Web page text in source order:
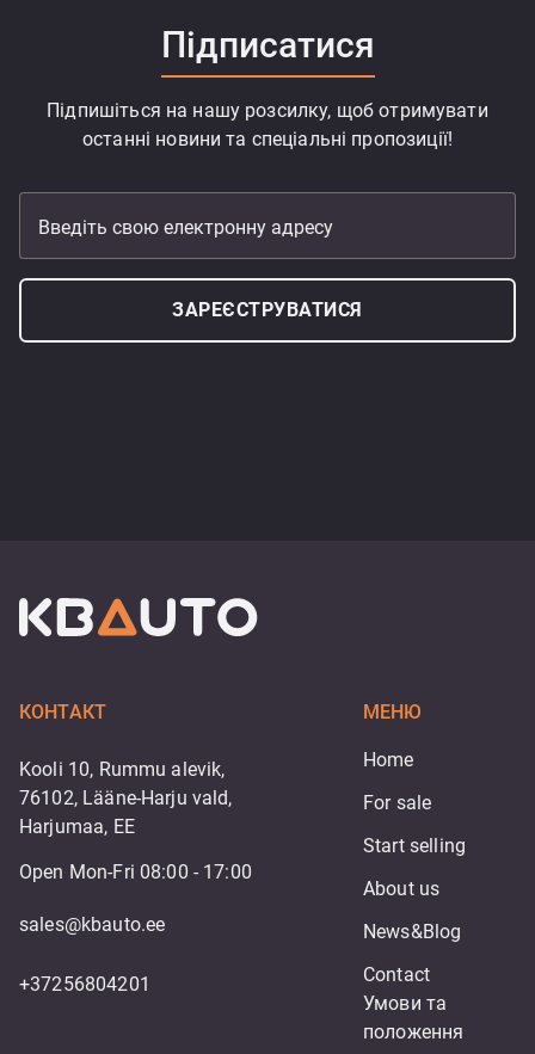
Підписатися
Підпишіться на нашу розсилку, щоб отримувати
останні новини та спеціальні пропозиції!
Введіть свою електронну адресу
ЗАРЕЄСТРУВАТИСЯ
КОНТАКТ
Kooli 10, Rummu alevik,
76102, Lääne-Harju vald,
Harjumaa, EE
Open Mon-Fri 08:00 - 17:00
sales@kbauto.ee
+37256804201
МЕНЮ
Home
For sale
Start selling
About us
News&Blog
Contact
Умови та
положення